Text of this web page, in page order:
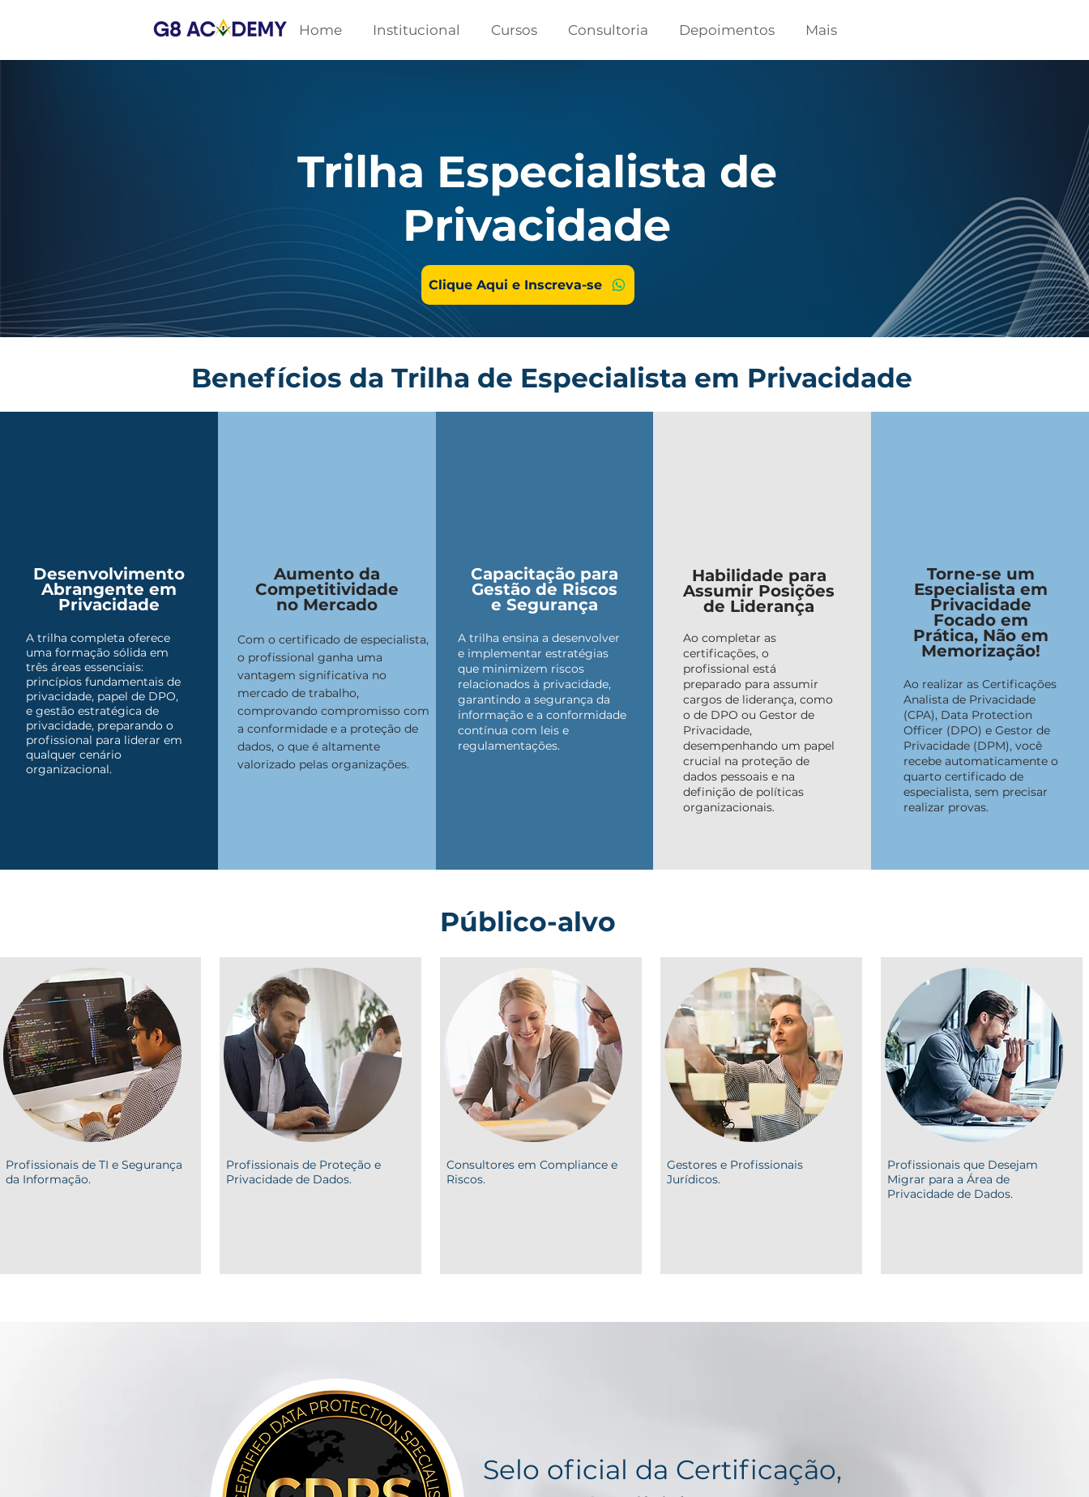
Home Institucional Cursos Consultoria Depoimentos Mais
Trilha Especialista de
Privacidade
Clique Aqui e Inscreva-se
Benefícios da Trilha de Especialista em Privacidade
Desenvolvimento
Abrangente em
Privacidade
A trilha completa oferece
uma formação sólida em
três áreas essenciais:
princípios fundamentais de
privacidade, papel de DPO,
e gestão estratégica de
privacidade, preparando o
profissional para liderar em
qualquer cenário
organizacional.
Aumento da
Competitividade
no Mercado
Com o certificado de especialista,
o profissional ganha uma
vantagem significativa no
mercado de trabalho,
comprovando compromisso com
a conformidade e a proteção de
dados, o que é altamente
valorizado pelas organizações.
Capacitação para
Gestão de Riscos
e Segurança
A trilha ensina a desenvolver
e implementar estratégias
que minimizem riscos
relacionados à privacidade,
garantindo a segurança da
informação e a conformidade
contínua com leis e
regulamentações.
Habilidade para
Assumir Posições
de Liderança
Ao completar as
certificações, o
profissional está
preparado para assumir
cargos de liderança, como
o de DPO ou Gestor de
Privacidade,
desempenhando um papel
crucial na proteção de
dados pessoais e na
definição de políticas
organizacionais.
Torne-se um
Especialista em
Privacidade
Focado em
Prática, Não em
Memorização!
Ao realizar as Certificações
Analista de Privacidade
(CPA), Data Protection
Officer (DPO) e Gestor de
Privacidade (DPM), você
recebe automaticamente o
quarto certificado de
especialista, sem precisar
realizar provas.
Público-alvo
Profissionais de TI e Segurança
da Informação.
Profissionais de Proteção e
Privacidade de Dados.
Consultores em Compliance e
Riscos.
Gestores e Profissionais
Jurídicos.
Profissionais que Desejam
Migrar para a Área de
Privacidade de Dados.
​Selo oficial da Certificação,